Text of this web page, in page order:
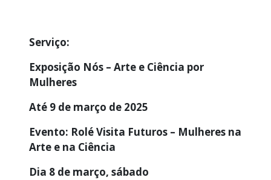
Serviço:
Exposição Nós – Arte e Ciência por
Mulheres
Até 9 de março de 2025
Evento: Rolé Visita Futuros – Mulheres na
Arte e na Ciência
Dia 8 de março, sábado